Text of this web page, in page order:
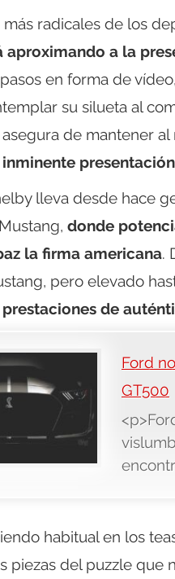
más radicales de los
aproximando a la
en forma de
su silueta al
de mantener
inminente presentación
lleva desde hace
donde
la firma americana.
pero elevado
de
Ford
GT500
habitual en los
piezas del puzzle que